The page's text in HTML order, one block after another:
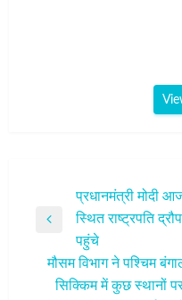
नेविगेशन
Post
प्रधानमंत्री मोदी
स्थित राष्ट्रपति
पहुंचे
मौसम विभाग ने पश्चिम
सिक्किम में कुछ स्थानों